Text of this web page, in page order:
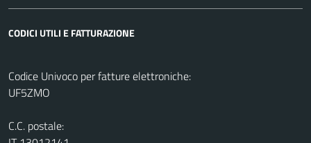
CODICI UTILI E FATTURAZIONE
Codice Univoco per fatture elettroniche:
UF5ZMO
C.C. postale: